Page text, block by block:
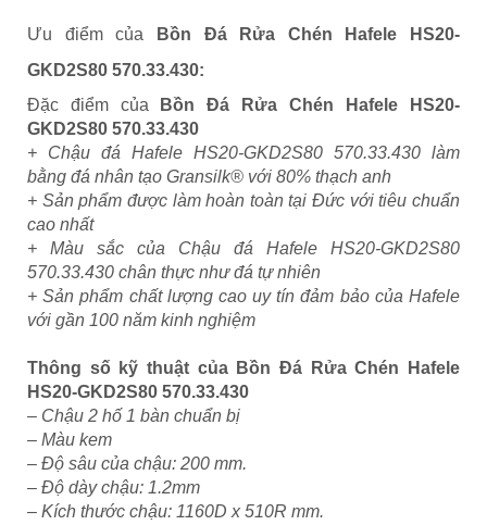
Ưu điểm của
Bồn Đá Rửa Chén Hafele HS20-
GKD2S80 570.33.430:
Đặc điểm của
Bồn Đá Rửa Chén Hafele HS20-
GKD2S80 570.33.430
+ Chậu đá Hafele HS20-GKD2S80 570.33.430 làm
bằng đá nhân tạo Gransilk® với 80% thạch anh
+ Sản phẩm được làm hoàn toàn tại Đức với tiêu chuẩn
cao nhất
+ Màu sắc của Chậu đá Hafele HS20-GKD2S80
570.33.430 chân thực như đá tự nhiên
+ Sản phẩm chất lượng cao uy tín đảm bảo của Hafele
với gần 100 năm kinh nghiệm
Thông số kỹ thuật của Bồn Đá Rửa Chén Hafele
HS20-GKD2S80 570.33.430
– Chậu 2 hố 1 bàn chuẩn bị
– Màu kem
– Độ sâu của chậu: 200 mm.
– Độ dày chậu: 1.2mm
– Kích thước chậu: 1160D x 510R mm.